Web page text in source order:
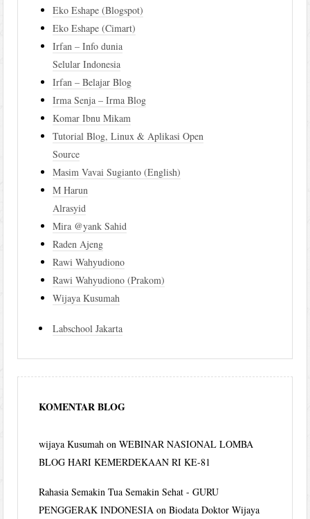
Eko Eshape (Blogspot)
Eko Eshape (Cimart)
Irfan – Info dunia
Selular Indonesia
Irfan – Belajar Blog
Irma Senja – Irma Blog
Komar Ibnu Mikam
Tutorial Blog, Linux & Aplikasi Open
Source
Masim Vavai Sugianto (English)
M Harun
Alrasyid
Mira @yank Sahid
Raden Ajeng
Rawi Wahyudiono
Rawi Wahyudiono (Prakom)
Wijaya Kusumah
Labschool Jakarta
KOMENTAR BLOG
wijaya Kusumah onWEBINAR NASIONAL LOMBA
BLOG HARI KEMERDEKAAN RI KE-81
Rahasia Semakin Tua Semakin Sehat - GURU
PENGGERAK INDONESIA onBiodata Doktor Wijaya